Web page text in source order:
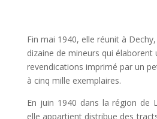
Fin mai 1940, elle réunit à
dizaine de mineurs qui élaborent
revendications imprimé par un
à cinq mille exemplaires.
En juin 1940 dans la région de
elle appartient distribue des